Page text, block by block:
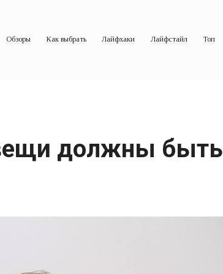
Обзоры Как выбрать Лайфхаки Лайфстайл Топ
должны быть